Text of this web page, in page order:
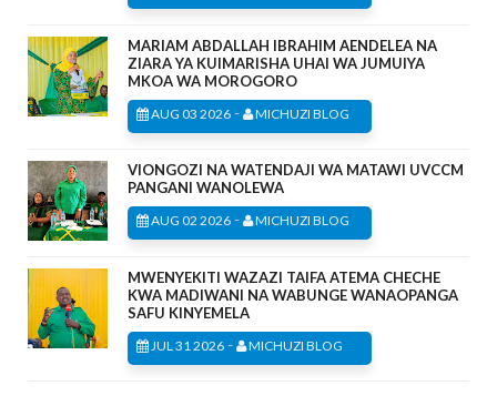
MARIAM ABDALLAH IBRAHIM AENDELEA NA
ZIARA YA KUIMARISHA UHAI WA JUMUIYA
MKOA WA MOROGORO
AUG 03 2026 - MICHUZI BLOG
VIONGOZI NA WATENDAJI WA MATAWI UVCCM
PANGANI WANOLEWA
AUG 02 2026 - MICHUZI BLOG
MWENYEKITI WAZAZI TAIFA ATEMA CHECHE
KWA MADIWANI NA WABUNGE WANAOPANGA
SAFU KINYEMELA
JUL 31 2026 - MICHUZI BLOG